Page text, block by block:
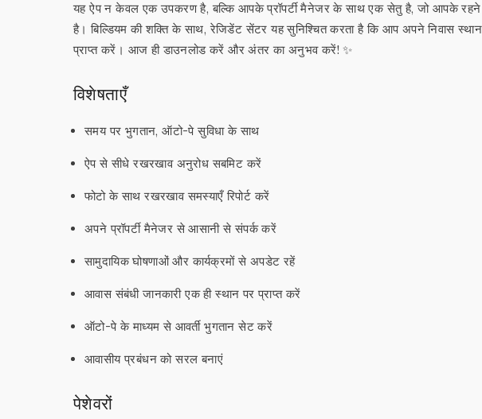
यह ऐप न केवल एक उपकरण है, बल्कि आपके प्रॉपर्टी मैनेजर के साथ एक सेतु है, जो आपके रहने
है। बिल्डियम की शक्ति के साथ, रेजिडेंट सेंटर यह सुनिश्चित करता है कि आप अपने निवास
प्राप्त करें। आज ही डाउनलोड करें और अंतर का अनुभव करें! ✨
विशेषताएँ
समय पर भुगतान, ऑटो-पे सुविधा के साथ
ऐप से सीधे रखरखाव अनुरोध सबमिट करें
फोटो के साथ रखरखाव समस्याएँ रिपोर्ट करें
अपने प्रॉपर्टी मैनेजर से आसानी से संपर्क करें
सामुदायिक घोषणाओं और कार्यक्रमों से अपडेट रहें
आवास संबंधी जानकारी एक ही स्थान पर प्राप्त करें
ऑटो-पे के माध्यम से आवर्ती भुगतान सेट करें
आवासीय प्रबंधन को सरल बनाएं
पेशेवरों